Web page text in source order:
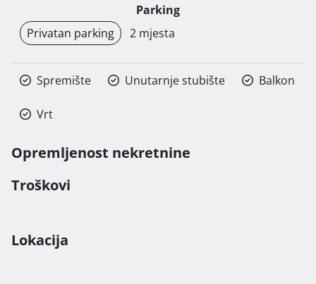
Parking
Privatan parking
2 mjesta
Spremište Unutarnje stubište Balkon
Vrt
Opremljenost nekretnine
Troškovi
Lokacija